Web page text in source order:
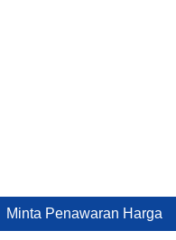
Minta Penawaran Harga